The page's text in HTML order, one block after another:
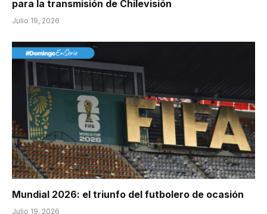
para la transmisión de Chilevisión
Julio 19, 2026
Mundial 2026: el triunfo del futbolero de ocasión
Julio 19, 2026